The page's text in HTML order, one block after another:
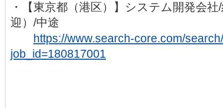
・【東京都（港区）】システム開発会
迎）/中途
https://www.search-core.com/
job_id=180817001